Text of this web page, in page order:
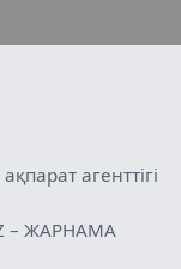
агенттігі
– ЖАРНАМА